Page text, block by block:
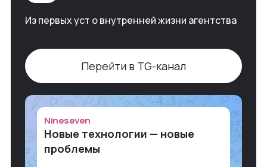
Из первых уст о внутренней жизни агентства
Перейти в TG-канал
Nineseven
Новые технологии — новые
проблемы